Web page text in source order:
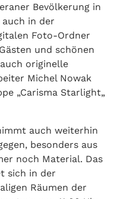
Bevölkerung in
in der
Foto-Ordner
und schönen
originelle
Michel Nowak
„Carisma Starlight„
auch weiterhin
besonders aus
noch Material. Das
sich in der
Räumen der